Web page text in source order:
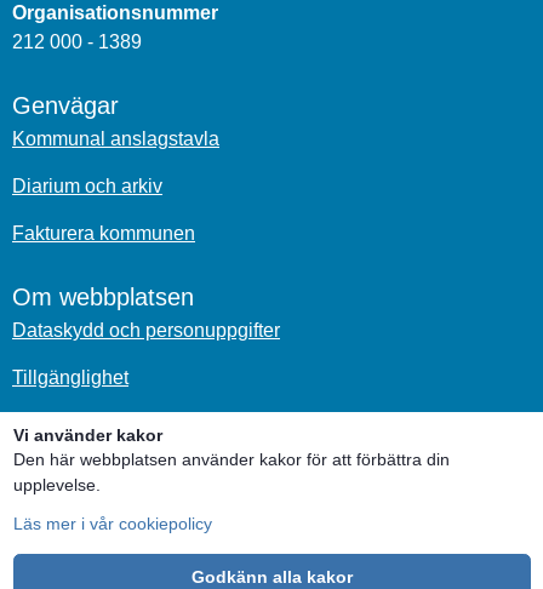
Vi använder kakor
Den här webbplatsen använder kakor för att förbättra din
upplevelse.
Läs mer i vår cookiepolicy
Godkänn alla kakor
Organisationsnummer
212 000 - 1389
Genvägar
Kommunal anslagstavla
Diarium och arkiv
Fakturera kommunen
Om webbplatsen
Dataskydd och personuppgifter
Tillgänglighet
Om kakor
Sociala medier